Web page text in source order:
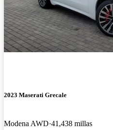
2023 Maserati Grecale
Modena AWD 41,438 millas